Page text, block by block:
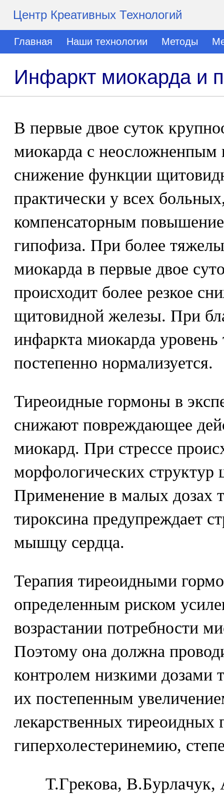
Центр Креативных Технологий
Главная Наши технологии Методы
Инфаркт миокарда и
В первые двое суток
миокарда с неосложненпым
снижение функции
практически у всех
компенсаторным
гипофиза. При более
миокарда в первые двое
происходит более резкое
щитовидной железы. При
инфаркта миокарда
постепенно нормализуется.
Тиреоидные гормоны в
снижают повреждающее
миокард. При стрессе
морфологических
Применение в малых дозах
тироксина предупреждает
мышцу сердца.
Терапия тиреоидными
определенным риском
возрастании потребности
Поэтому она должна
контролем низкими дозами
их постепенным
лекарственных тиреоидных
гиперхолестеринемию,
Т.Гpeкoвa,